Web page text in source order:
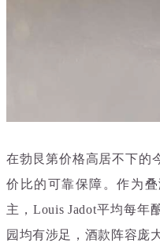
在勃艮第价格高居不下的
价比的可靠保障。作为
主，Louis Jadot平均每年
园均有涉足，酒款阵容庞